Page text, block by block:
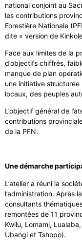
national conjoint au
les contributions
Forestière Nationale
dite « version de
Face aux limites de la
d’objectifs chiffrés,
manque de plan
une initiative
locaux, des peuples
L’objectif général de
contributions
de la PFN.
Une démarche
L’atelier a réuni la
l’administration. Après
consultants
remontées de 11
Kwilu, Lomami,
Ubangi et Tshopo).